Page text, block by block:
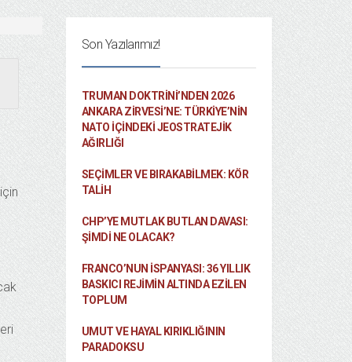
Son Yazılarımız!
TRUMAN DOKTRINI’NDEN 2026
ANKARA ZIRVESI’NE: TÜRKIYE’NIN
NATO İÇINDEKI JEOSTRATEJIK
AĞIRLIĞI
SEÇIMLER VE BIRAKABILMEK: KÖR
TALIH
CHP’YE MUTLAK BUTLAN DAVASI:
ŞİMDİ NE OLACAK?
FRANCO’NUN İSPANYASI: 36 YILLIK
BASKICI REJIMIN ALTINDA EZILEN
TOPLUM
UMUT VE HAYAL KIRIKLIĞININ
PARADOKSU